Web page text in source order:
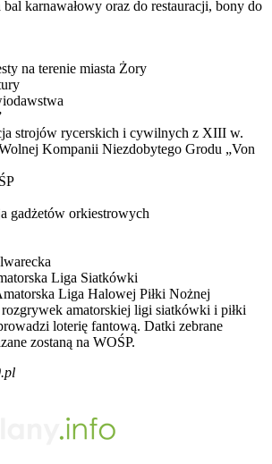
bal karnawałowy oraz do restauracji, bony do
na terenie miasta Żory
strojów rycerskich i cywilnych z XIII w.
Kompanii Niezdobytego Grodu „Von
gadżetów orkiestrowych
Liga Siatkówki
Liga Halowej Piłki Nożnej
amatorskiej ligi siatkówki i piłki
loterię fantową. Datki zebrane
zostaną na WOŚP.